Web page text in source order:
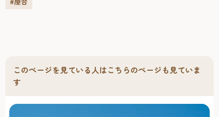
このページを見ている人はこちらのページも見ていま
す